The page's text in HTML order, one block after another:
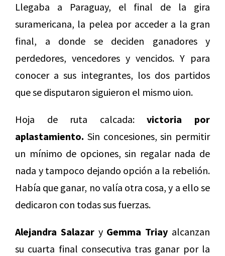
Llegaba a Paraguay, el final de la gira
suramericana, la pelea por acceder a la gran
final, a donde se deciden ganadores y
perdedores, vencedores y vencidos. Y para
conocer a sus integrantes, los dos partidos
que se disputaron siguieron el mismo uion.
Hoja de ruta calcada:victoria por
aplastamiento. Sin concesiones, sin permitir
un mínimo de opciones, sin regalar nada de
nada y tampoco dejando opción a la rebelión.
Había que ganar, no valía otra cosa, y a ello se
dedicaron con todas sus fuerzas.
Alejandra Salazary Gemma Triay alcanzan
su cuarta final consecutiva tras ganar por la